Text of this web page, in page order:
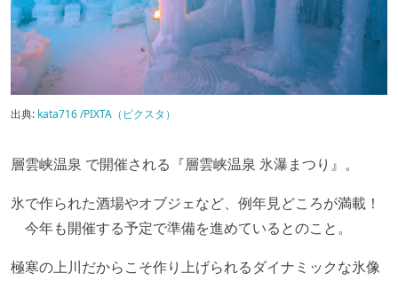
出典: kata716 /PIXTA（ピクスタ）
層雲峡温泉 で開催される『層雲峡温泉 氷瀑まつり』。
氷で作られた酒場やオブジェなど、例年見どころが満載！
今年も開催する予定で準備を進めているとのこと。
極寒の上川だからこそ作り上げられるダイナミックな氷像